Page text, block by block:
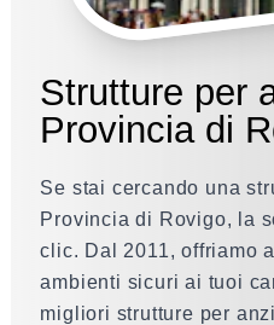
Strutture per
Provincia di
Se stai cercando una
Provincia di Rovigo, la
clic. Dal 2011, offriamo
ambienti sicuri ai tuoi
migliori strutture per